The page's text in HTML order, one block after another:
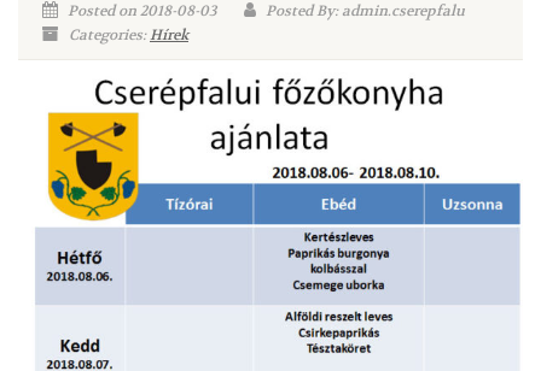
Posted on 2018-08-03
Posted By: admin.cserepfalu
Categories:Hírek